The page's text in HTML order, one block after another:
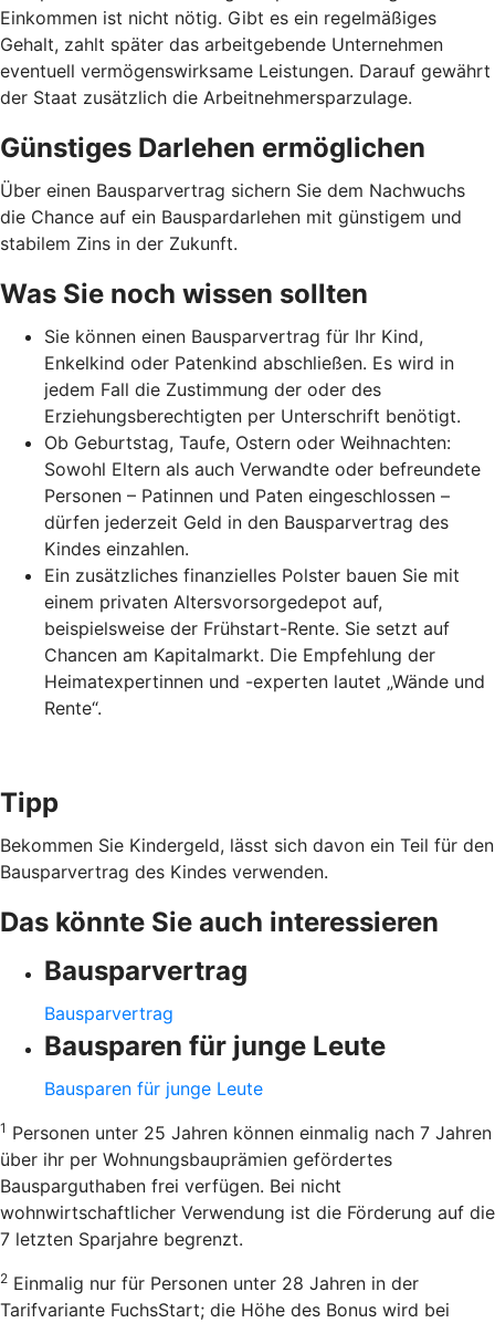
Einkommen ist nicht nötig. Gibt es ein regelmäßiges
Gehalt, zahlt später das arbeitgebende Unternehmen
eventuell vermögenswirksame Leistungen. Darauf gewährt
der Staat zusätzlich die Arbeitnehmer­spar­zulage.
Günstiges Darlehen ermöglichen
Über einen Bausparvertrag sichern Sie dem Nachwuchs
die Chance auf ein Bauspardarlehen mit günstigem und
stabilem Zins in der Zukunft.
Was Sie noch wissen sollten
Sie können einen Bausparvertrag für Ihr Kind,
Enkelkind oder Patenkind abschließen. Es wird in
jedem Fall die Zustimmung der oder des
Erziehungsberechtigten per Unterschrift benötigt.
Ob Geburtstag, Taufe, Ostern oder Weihnachten:
Sowohl Eltern als auch Verwandte oder befreundete
Personen – Patinnen und Paten eingeschlossen –
dürfen jederzeit Geld in den Bausparvertrag des
Kindes einzahlen.
Ein zusätzliches finanzielles Polster bauen Sie mit
einem privaten Altersvorsorgedepot auf,
beispielsweise der Frühstart-Rente. Sie setzt auf
Chancen am Kapitalmarkt. Die Empfehlung der
Heimatexpertinnen und -experten lautet „Wände und
Rente“.
Tipp
Bekommen Sie Kindergeld, lässt sich davon ein Teil für den
Bausparvertrag des Kindes verwenden.
Das könnte Sie auch interessieren
Bausparvertrag
Bausparvertrag
Bausparen für junge Leute
Bausparen für junge Leute
1 Personen unter 25 Jahren können einmalig nach 7 Jahren
über ihr per Wohnungsbauprämien gefördertes
Bausparguthaben frei verfügen. Bei nicht
wohnwirtschaftlicher Verwendung ist die Förderung auf die
7 letzten Sparjahre begrenzt.
2 Einmalig nur für Personen unter 28 Jahren in der
Tarifvariante FuchsStart; die Höhe des Bonus wird bei